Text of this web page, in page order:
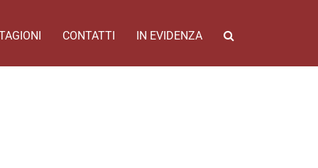
CONTATTI IN EVIDENZA